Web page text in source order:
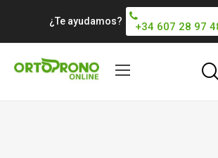
¿Te ayudamos? +34 607 28 97